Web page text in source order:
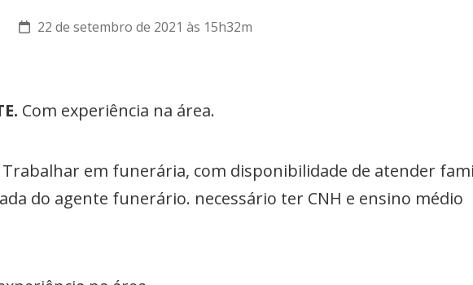
22 de setembro de 2021 às 15h32m
Com experiência na área.
Trabalhar em funerária, com disponibilidade de atender
do agente funerário. necessário ter CNH e ensino médio